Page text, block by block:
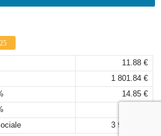
11.88 €
1 801.84 €
14.85 €
3 925,00 €